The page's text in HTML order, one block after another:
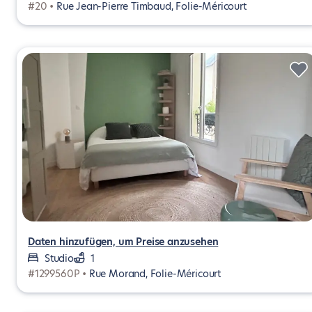
#20 • Rue Jean-Pierre Timbaud, Folie-Méricourt
Daten hinzufügen, um Preise anzusehen
Studio
1
#1299560P • Rue Morand, Folie-Méricourt